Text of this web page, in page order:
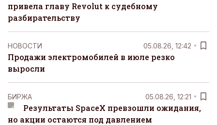
привела главу Revolut к судебному
разбирательству
НОВОСТИ 05.08.26, 12:42
Продажи электромобилей в июле резко
выросли
БИРЖА 05.08.26, 12:21
Результаты SpaceX превзошли ожидания,
но акции остаются под давлением